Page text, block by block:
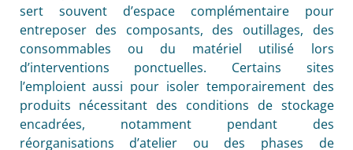
sert souvent d’espace complémentaire pour
entreposer des composants, des outillages, des
consommables ou du matériel utilisé lors
d’interventions ponctuelles. Certains sites
l’emploient aussi pour isoler temporairement des
produits nécessitant des conditions de stockage
encadrées, notamment pendant des
réorganisations d’atelier ou des phases de